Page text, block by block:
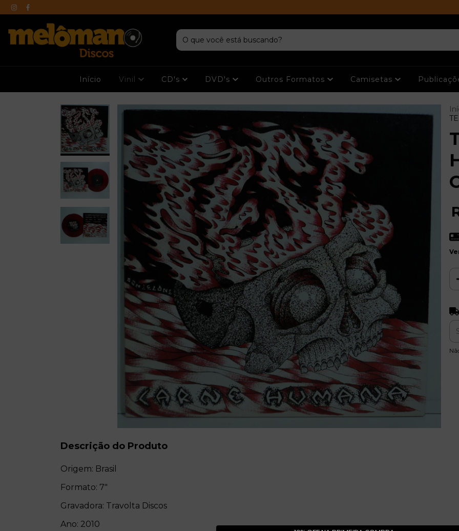
Início Vinil CD's DVD's Outros Formatos Camisetas
Descrição do Produto
Origem: Brasil
Formato: 7"
Gravadora: Travolta Discos
Ano: 2010